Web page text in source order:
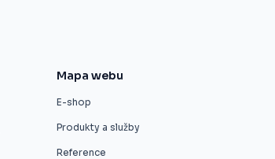
Mapa webu
E-shop
Produkty a služby
Reference